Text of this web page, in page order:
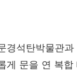
경석탄박물관
게 문을 연 복합